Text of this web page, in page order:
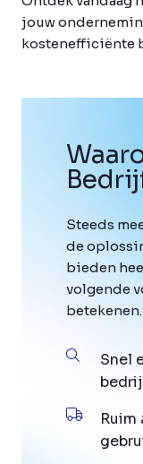
jouw
kostenefficiënte
Steeds
de
bieden
volgende
betekenen.
Snel
Ruim